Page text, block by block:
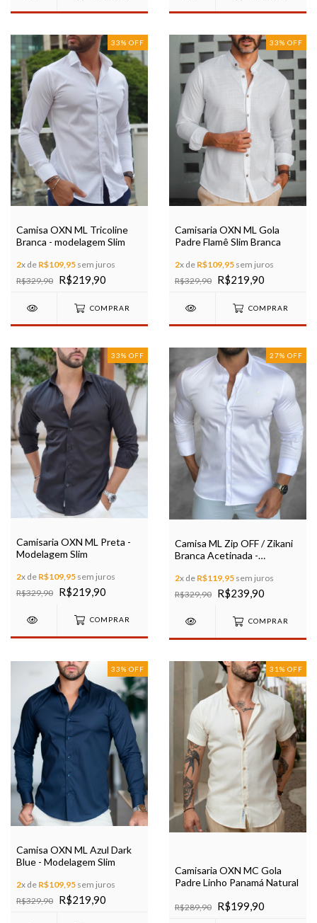
33% OFF
Camisa OXN ML Tricoline
Branca - modelagem Slim
2x de R$109,95 sem juros
R$329,90 R$219,90
COMPRAR
33% OFF
Camisaria OXN ML Gola
Padre Flamê Slim Branca
2x de R$109,95 sem juros
R$329,90 R$219,90
COMPRAR
33% OFF
Camisaria OXN ML Preta -
Modelagem Slim
2x de R$109,95 sem juros
R$329,90 R$219,90
COMPRAR
27% OFF
Camisa ML Zip OFF / Zikani
Branca Acetinada -
2x de R$119,95 sem juros
R$329,90 R$239,90
COMPRAR
33% OFF
Camisa OXN ML Azul Dark
Blue - Modelagem Slim
2x de R$109,95 sem juros
R$329,90 R$219,90
31 % OFF
Camisaria OXN MC Gola
Padre Linho Panamá Natural
R$289,90 R$199,90